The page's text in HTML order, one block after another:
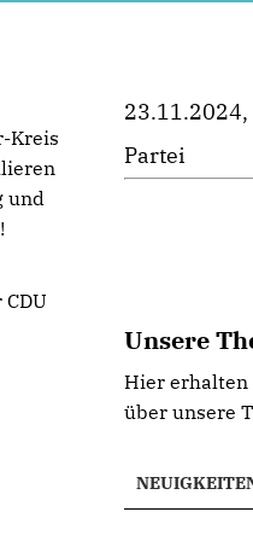
Kreis
und
Partei
Unsere
Hier erhalten
über unsere